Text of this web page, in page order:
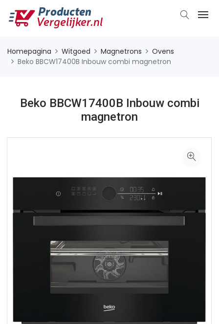
Homepagina Witgoed Magnetrons
Ovens
Beko BBCW17400B Inbouw combi magnetron
Beko BBCW17400B Inbouw combi
magnetron